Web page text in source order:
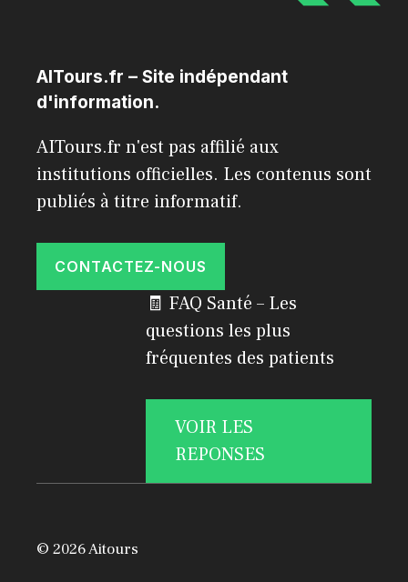
AITours.fr – Site indépendant
d'information.
AITours.fr n'est pas affilié aux
institutions officielles. Les contenus sont
publiés à titre informatif.
CONTACTEZ-NOUS
🧾 FAQ Santé – Les
questions les plus
fréquentes des patients
VOIR LES
REPONSES
© 2026 Aitours